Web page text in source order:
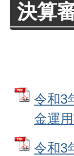
決算
令和3
金運
令和3